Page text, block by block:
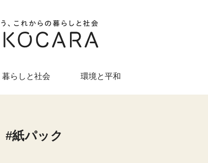
暮らしと社会 環境と平和
紙パック